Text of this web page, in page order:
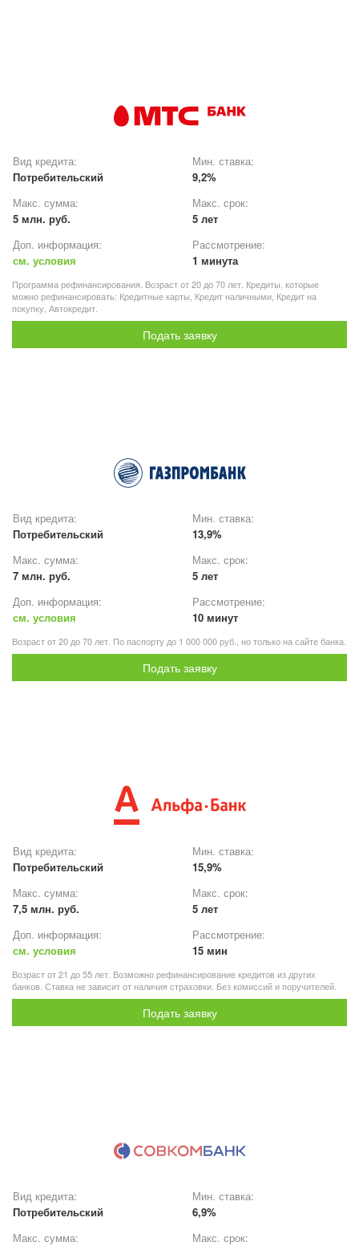
Вид кредита:
Потребительский
Мин. ставка:
9,2%
Макс. сумма:
5 млн. руб.
Макс. срок:
5 лет
Доп. информация:
см. условия
Рассмотрение:
1 минута
Программа рефинансирования. Возраст от 20 до 70 лет. Кредиты, которые
можно рефинансировать: Кредитные карты, Кредит наличными, Кредит на
покупку, Автокредит.
Подать заявку
Вид кредита:
Потребительский
Мин. ставка:
13,9%
Макс. сумма:
7 млн. руб.
Макс. срок:
5 лет
Доп. информация:
см. условия
Рассмотрение:
10 минут
Возраст от 20 до 70 лет. По паспорту до 1 000 000 руб., но только на сайте банка.
Подать заявку
Вид кредита:
Потребительский
Мин. ставка:
15,9%
Макс. сумма:
7,5 млн. руб.
Макс. срок:
5 лет
Доп. информация:
см. условия
Рассмотрение:
15 мин
Возраст от 21 до 55 лет. Возможно рефинансирование кредитов из других
банков. Ставка не зависит от наличия страховки. Без комиссий и поручителей.
Подать заявку
Вид кредита:
Потребительский
Мин. ставка:
6,9%
Макс. сумма:
Макс. срок: